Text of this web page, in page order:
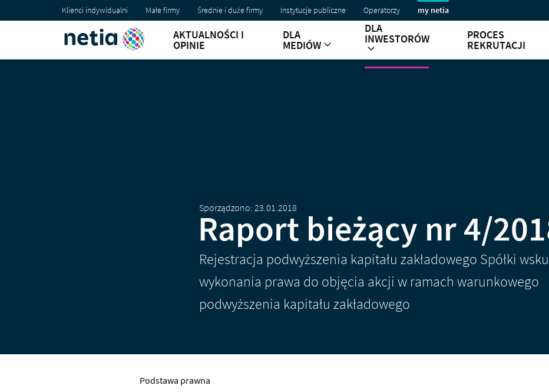
Klienci indywidualni Małe firmy Średnie i duże firmy Instytucje publiczne Operatorzy my netia
AKTUALNOŚCI I
OPINIE
DLA
MEDIÓW
DLA
INWESTORÓW PROCES
REKRUTACJI
Sporządzono: 23.01.2018
Raport bieżący nr 4/
Rejestracja podwyższenia kapitału zakładowego Spółki
wykonania prawa do objęcia akcji w ramach warunkowego
podwyższenia kapitału zakładowego
Podstawa prawna